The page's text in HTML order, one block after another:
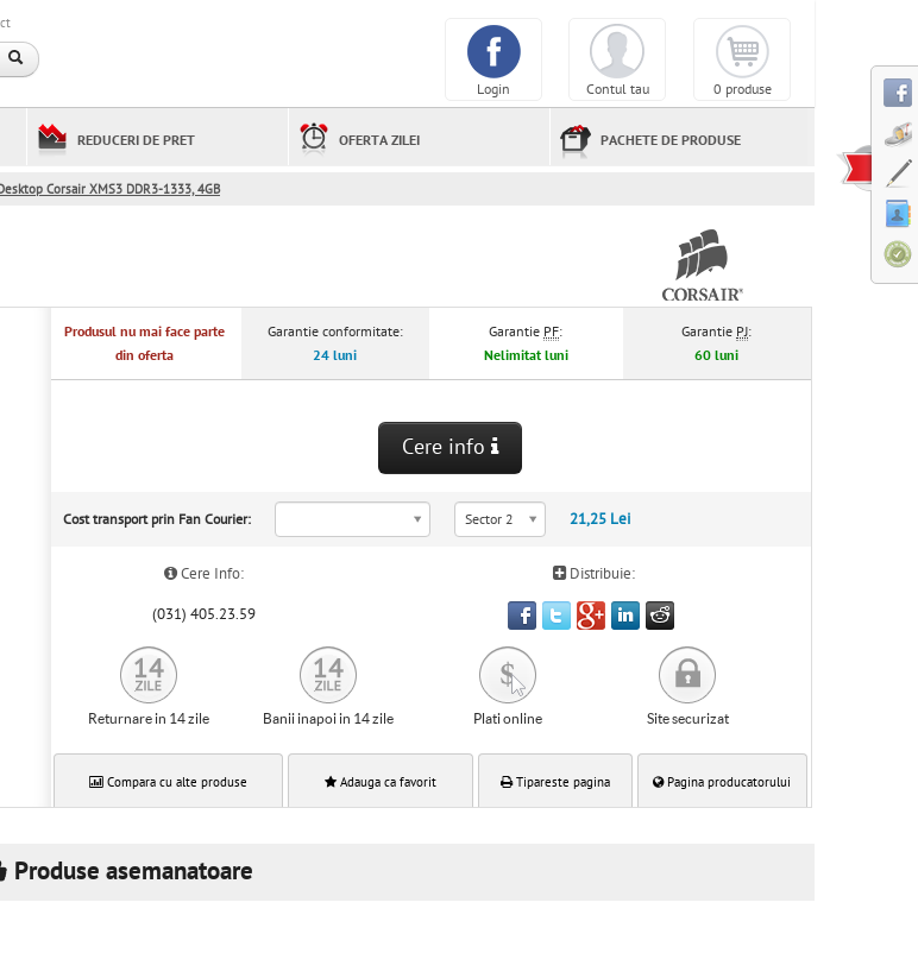
0 produse
Contul tau
Login
REDUCERI DE PRET OFERTA ZILEI PACHETE DE PRODUSE
Corsair XMS3 DDR3-1333, 4GB
Produsul nu mai face parte
din oferta
Garantie conformitate:
24 luni
Garantie PF:
Nelimitat luni
Garantie PJ:
60 luni
Cere info
Cost transport prin Fan Courier: Sector 2 21,25 Lei
Cere Info: Distribuie:
(031) 405.23.59
Returnare in 14 zile Banii inapoi in 14 zile Plati online Site securizat
Compara cu alte produse Adauga ca favorit Tipareste pagina Pagina producatorului
Produse asemanatoare